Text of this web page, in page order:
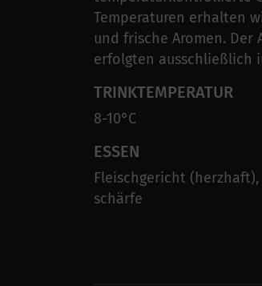
Temperaturen erhalten
und frische Aromen. Der
erfolgten ausschließlich
TRINKTEMPERATUR
8-10°C
ESSEN
Fleischgericht
schärfe